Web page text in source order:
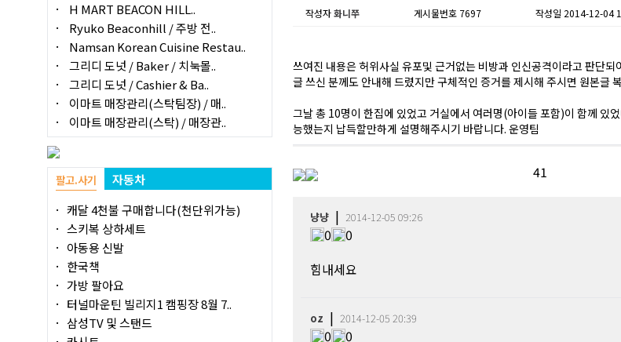
H MART BEACON HILL..
Ryuko Beaconhill / 주방 전..
Namsan Korean Cuisine Restau..
그리디 도넛 / Baker / 치눅몰..
그리디 도넛 / Cashier & Ba..
이마트 매장관리(스탁팀장) / 매..
이마트 매장관리(스탁) / 매장관..
팔고.사기
자동차
캐달 4천불 구매합니다(천단위가능)
스키복 상하세트
아동용 신발
한국책
가방 팔아요
터널마운틴 빌리지1 캠핑장 8월 7..
삼성TV 및 스탠드
작성자화니쭈 게시물번호 7697 작성일 2014-12-04
쓰여진 내용은 허위사실 유포및 근거없는 비방과 인신공격이라고 판단되
글 쓰신 분께도 안내해 드렸지만 구체적인 증거를 제시해 주시면 원본글
그날 총 10명이 한집에 있었고 거실에서 여러명(아이들 포함)이 함께 있
능했는지 납득할만하게 설명해주시기 바랍니다. 운영팀
41
냥냥| 2014-12-05 09:26
0
0
힘내세요
oz | 2014-12-05 20:39
0
0